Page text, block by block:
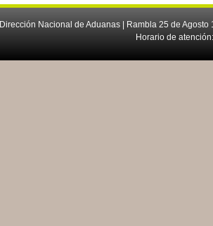
Dirección Nacional de Aduanas | Rambla 25 de
Horario de